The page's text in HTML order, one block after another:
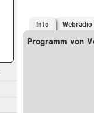
Info Webradio
Programm von